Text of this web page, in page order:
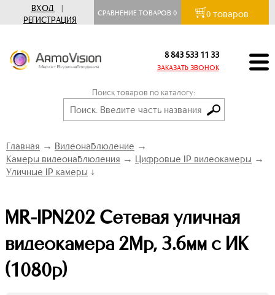
ВХОД
|
РЕГИСТРАЦИЯ
СРАВНЕНИЕ ТОВАРОВ0 0 товаров
8 843 533 11 33
ЗАКАЗАТЬ ЗВОНОК
Поиск товаров по каталогу:
Главная → Видеонаблюдение →
Камеры видеонаблюдения → Цифровые IP видеокамеры →
Уличные IP камеры ↓
MR-IPN202 Сетевая уличная
видеокамера 2Mp, 3.6мм с ИК
(1080p)